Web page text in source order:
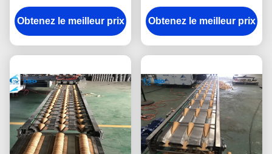
inoxydable de
convoyeurs de cornet
de crème glacée
Obtenez le meilleur prix
professionnel de
convoyeurs pour faire
le cône de sucre
Obtenez le meilleur prix